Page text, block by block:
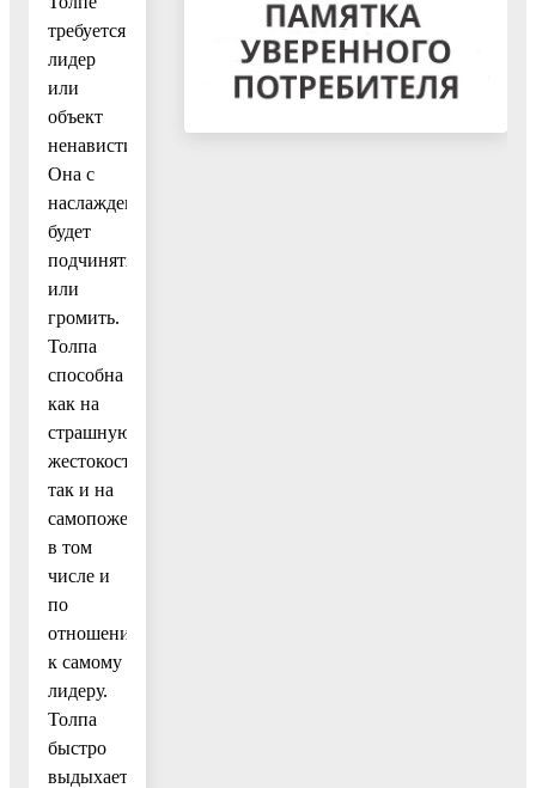
требуется
лидер
или
объект
ненависти.
Она с
наслаждением
будет
подчиняться
или
громить.
Толпа
способна
как на
страшную
жестокость,
так и на
самопожертвование,
в том
числе и
по
отношению
к самому
лидеру.
Толпа
быстро
выдыхается,